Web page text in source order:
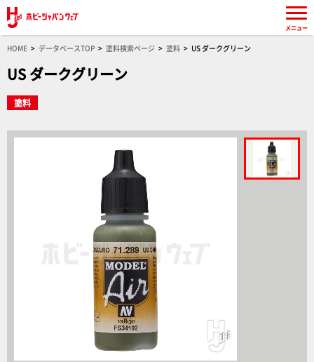
HOME データベースTOP 塗料検索ページ 塗料 US ダークグリーン
US ダークグリーン
塗料
メニュー